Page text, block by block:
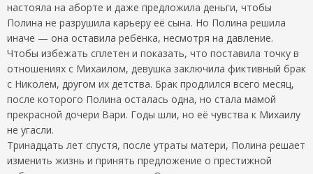
настояла на аборте и даже предложила деньги, чтобы
Полина не разрушила карьеру её сына. Но Полина решила
иначе — она оставила ребёнка, несмотря на давление.
Чтобы избежать сплетен и показать, что поставила точку в
отношениях с Михаилом, девушка заключила фиктивный брак
с Николем, другом их детства. Брак продлился всего месяц,
после которого Полина осталась одна, но стала мамой
прекрасной дочери Вари. Годы шли, но её чувства к Михаилу
не угасли.
Тринадцать лет спустя, после утраты матери, Полина решает
изменить жизнь и принять предложение о престижной